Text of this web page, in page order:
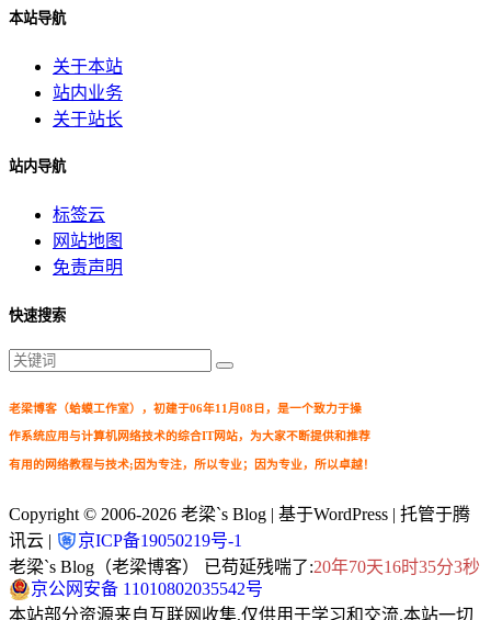
本站导航
关于本站
站内业务
关于站长
站内导航
标签云
网站地图
免责声明
快速搜索
老梁博客（蛤蟆工作室），初建于06年11月08日，是一个致力于操
作系统应用与计算机网络技术的综合IT网站，为大家不断提供和推荐
有用的网络教程与技术;因为专注，所以专业；因为专业，所以卓越！
Copyright © 2006-2026 老梁`s Blog | 基于WordPress | 托管于腾
讯云 |
京ICP备19050219号-1
老梁`s Blog（老梁博客） 已苟延残喘了:20年70天16时35分4秒
京公网安备 11010802035542号
本站部分资源来自互联网收集,仅供用于学习和交流.本站一切